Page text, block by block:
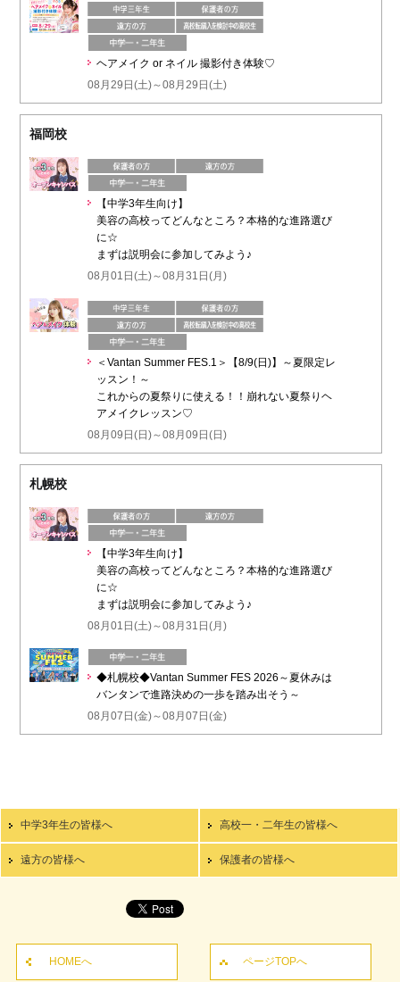
ヘアメイク or ネイル 撮影付き体験♡
08月29日(土)～08月29日(土)
福岡校
【中学3年生向け】
美容の高校ってどんなところ？本格的な進路選び
に☆
まずは説明会に参加してみよう♪
08月01日(土)～08月31日(月)
＜Vantan Summer FES.1＞【8/9(日)】～夏限定レ
ッスン！～
これからの夏祭りに使える！！崩れない夏祭りヘ
アメイクレッスン♡
08月09日(日)～08月09日(日)
札幌校
【中学3年生向け】
美容の高校ってどんなところ？本格的な進路選び
に☆
まずは説明会に参加してみよう♪
08月01日(土)～08月31日(月)
◆札幌校◆Vantan Summer FES 2026～夏休みは
バンタンで進路決めの一歩を踏み出そう～
08月07日(金)～08月07日(金)
中学3年生の皆様へ 高校一・二年生の皆様へ
遠方の皆様へ 保護者の皆様へ
HOMEへ ページTOPへ